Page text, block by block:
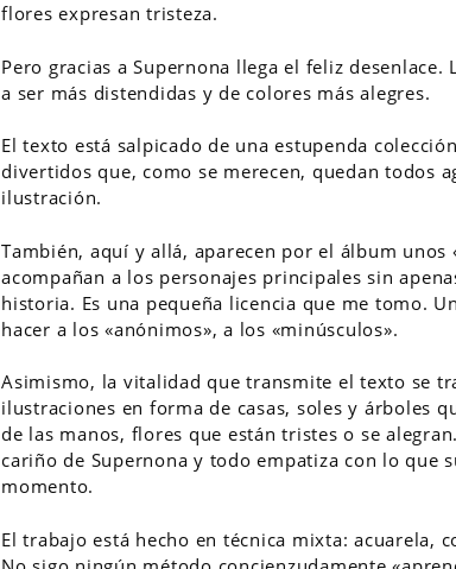
flores expresan tristeza.
Pero gracias a Supernona llega el feliz desenlace.
a ser más distendidas y de colores más alegres.
El texto está salpicado de una estupenda
divertidos que, como se merecen, quedan todos
ilustración.
También, aquí y allá, aparecen por el álbum unos
acompañan a los personajes principales sin
historia. Es una pequeña licencia que me tomo.
hacer a los «anónimos», a los «minúsculos».
Asimismo, la vitalidad que transmite el texto se
ilustraciones en forma de casas, soles y árboles
de las manos, flores que están tristes o se
cariño de Supernona y todo empatiza con lo que
momento.
El trabajo está hecho en técnica mixta: acuarela,